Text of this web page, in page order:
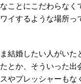
ことにこだわらなく
イするような場所っ
結婚したい人がいた
とか、そういった出
やプレッシャーもな